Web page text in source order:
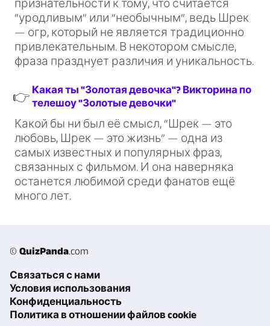
признательности к тому, что считается
“уродливым” или “необычным”, ведь Шрек
— огр, который не является традиционно
привлекательным. В некотором смысле,
фраза празднует различия и уникальность.
👉 Какая ты "Золотая девочка"? Викторина по
телешоу "Золотые девочки"
Какой бы ни был её смысл, “Шрек — это
любовь, Шрек — это жизнь” — одна из
самых известных и популярных фраз,
связанных с фильмом. И она наверняка
останется любимой среди фанатов ещё
много лет.
© QuizPanda.com
Связаться с нами
Условия использования
Конфиденциальность
Политика в отношении файлов cookie